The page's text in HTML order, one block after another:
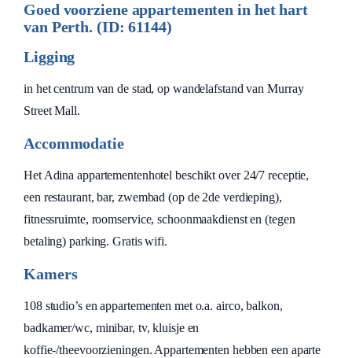
Goed voorziene appartementen in het hart
van Perth. (ID: 61144)
Ligging
in het centrum van de stad, op wandelafstand van Murray
Street Mall.
Accommodatie
Het Adina appartementenhotel beschikt over 24/7 receptie,
een restaurant, bar, zwembad (op de 2de verdieping),
fitnessruimte, roomservice, schoonmaakdienst en (tegen
betaling) parking. Gratis wifi.
Kamers
108 studio’s en appartementen met o.a. airco, balkon,
badkamer/wc, minibar, tv, kluisje en
koffie-/theevoorzieningen. Appartementen hebben een aparte